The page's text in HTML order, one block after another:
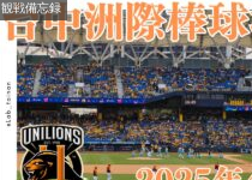
観戦備忘録